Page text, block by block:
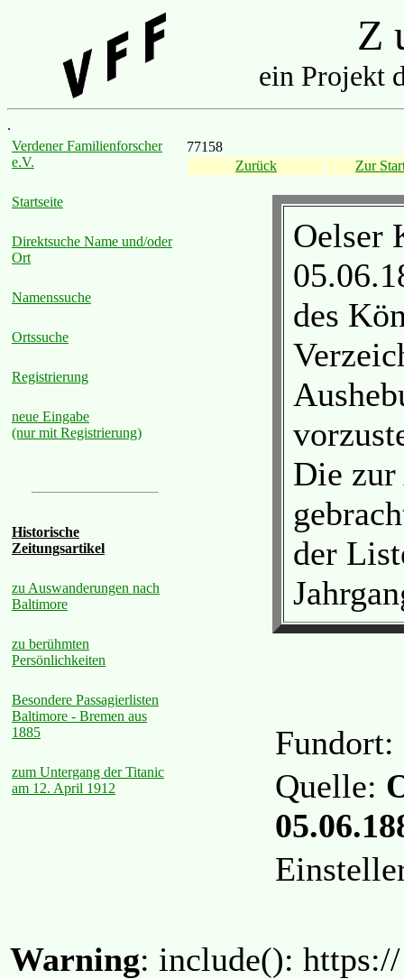
Z
ein Projekt
.
Verdener Familienforscher
e.V.
Startseite
Direktsuche Name und/oder
Ort
Namenssuche
Ortssuche
Registrierung
neue Eingabe
(nur mit Registrierung)
Historische
Zeitungsartikel
zu Auswanderungen nach
Baltimore
zu berühmten
Persönlichkeiten
Besondere Passagierlisten
Baltimore - Bremen aus
1885
zum Untergang der Titanic
am 12. April 1912
77158
Zurück
Zur
Oelser
des
Die zur
der
Fundort:
Quelle:
Warning: include():